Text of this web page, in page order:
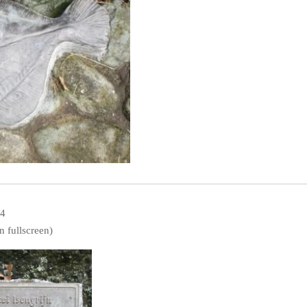
fullscreen)